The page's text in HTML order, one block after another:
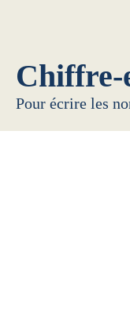
Pour écrire les